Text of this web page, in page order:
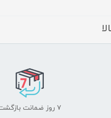
۷ روز ضمانت بازگشت